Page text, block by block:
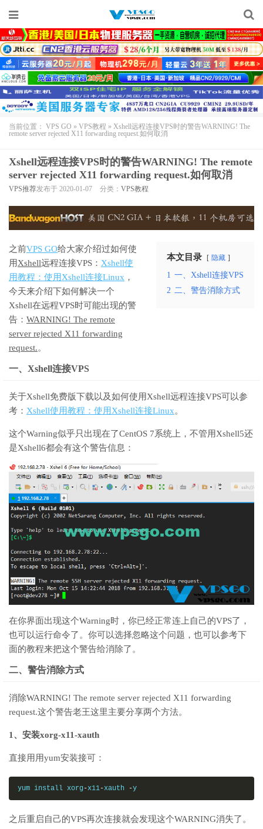
当前位置： VPS GO » VPS教程 » Xshell远程连接VPS时的警告WARNING! The
remote server rejected X11 forwarding request.如何取消
Xshell远程连接VPS时的警告WARNING! The remote
server rejected X11 forwarding request.如何取消
VPS推荐发布于 2020-01-07 分类： VPS教程
本文目录 隐藏
1 一、Xshell连接VPS
2 二、警告消除方式
之前VPS GO给大家介绍过如何使
用Xshell远程连接VPS： Xshell使
用教程：使用Xshell连接Linux ，
今天来介绍下如何解决一个
Xshell在远程VPS时可能出现的警
告： WARNING! The remote
server rejected X11 forwarding
request.。
一、Xshell连接VPS
关于Xshell免费版下载以及如何使用Xshell远程连接VPS可以参
考： Xshell使用教程：使用Xshell连接Linux。
这个Warning似乎只出现在了CentOS 7系统上，不管用Xshell5还
是Xshell6都会有这个警告信息：
在你界面出现这个Warning时，你已经正常连上自己的VPS了，
也可以运行命令了。你可以选择忽略这个问题，也可以参考下
面的教程来把这个警告给消除了。
二、警告消除方式
消除WARNING! The remote server rejected X11 forwarding
request.这个警告老王这里主要分享两个方法。
1、安装xorg-x11-xauth
直接用用yum安装接可：
yum install xorg-x11-xauth -y
之后重启自己的VPS再次连接就会发现这个WARNING消失了。